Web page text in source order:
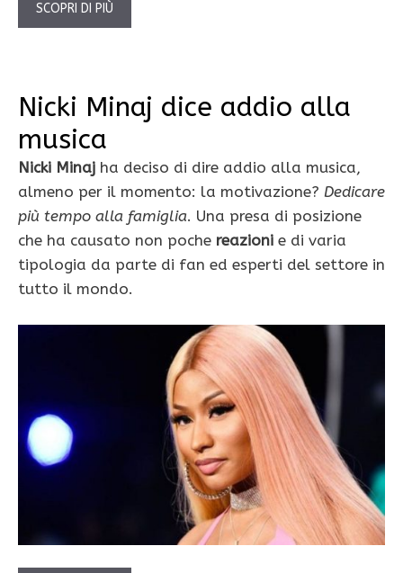
SCOPRI DI PIÙ
Nicki Minaj dice addio alla
musica
Nicki Minaj ha deciso di dire addio alla musica,
almeno per il momento: la motivazione? Dedicare
più tempo alla famiglia. Una presa di posizione
che ha causato non poche reazioni e di varia
tipologia da parte di fan ed esperti del settore in
tutto il mondo.